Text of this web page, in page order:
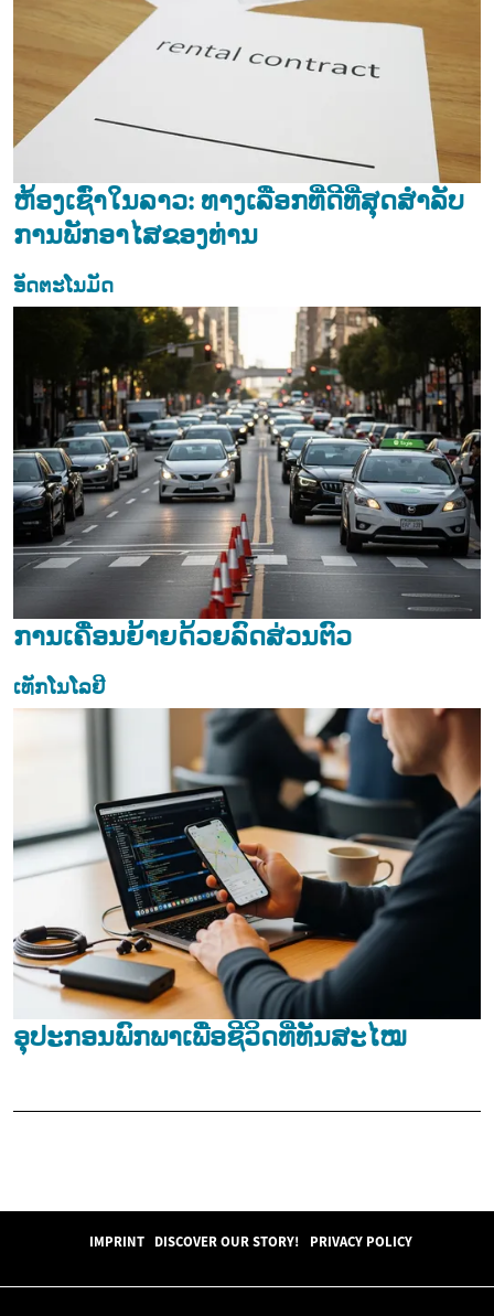
ຫ້ອງເຊົ່າໃນລາວ: ທາງເລືອກທີ່ດີທີ່ສຸດສຳລັບ
ການພັກອາໄສຂອງທ່ານ
ອັດຕະໂນມັດ
ການເຄື່ອນຍ້າຍດ້ວຍລົດສ່ວນຕົວ
ເທັກໂນໂລຢີ
ອຸປະກອນພົກພາເພື່ອຊີວິດທີ່ທັນສະໄໝ
IMPRINT DISCOVER OUR STORY! PRIVACY POLICY